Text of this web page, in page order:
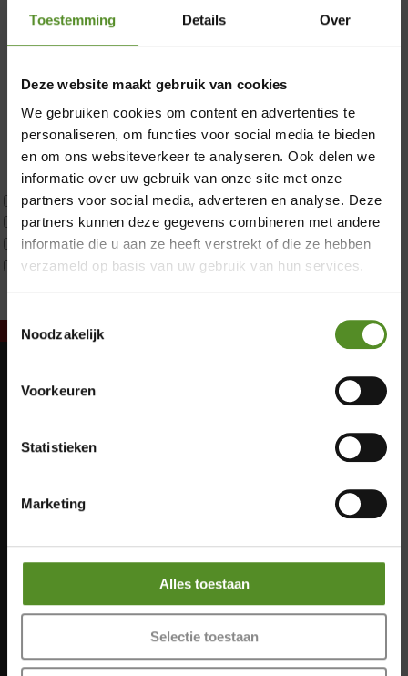
Toestemming Details Over
Deze website maakt gebruik van cookies
We gebruiken cookies om content en advertenties te
personaliseren, om functies voor social media te bieden
en om ons websiteverkeer te analyseren. Ook delen we
informatie over uw gebruik van onze site met onze
partners voor social media, adverteren en analyse. Deze
partners kunnen deze gegevens combineren met andere
informatie die u aan ze heeft verstrekt of die ze hebben
verzameld op basis van uw gebruik van hun services.
Noodzakelijk
Voorkeuren
Statistieken
Marketing
Alles toestaan
Selectie toestaan
1 persoon
2 personen
Twijfelaar
Materiaal
Koudschuim
Latex
Traagschuim
Tweepersoons 1 kern
Tweepersoons 1 kern product
Tweepersoons 2 kernen
Webshop Only Collectie
Maandag: Gesloten
Woensdag: Gesloten
Zaterdag: 12:00 – 17:00
Vrijdag 12:00 – 17:00
×